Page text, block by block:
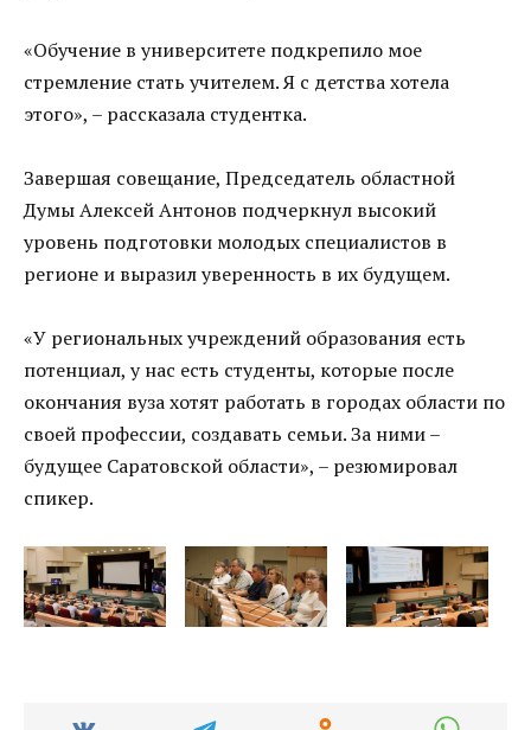
«Обучение в университете подкрепило мое
стремление стать учителем. Я с детства хотела
этого», – рассказала студентка.
Завершая совещание, Председатель областной
Думы Алексей Антонов подчеркнул высокий
уровень подготовки молодых специалистов в
регионе и выразил уверенность в их будущем.
«У региональных учреждений образования есть
потенциал, у нас есть студенты, которые после
окончания вуза хотят работать в городах области по
своей профессии, создавать семьи. За ними –
будущее Саратовской области», – резюмировал
спикер.